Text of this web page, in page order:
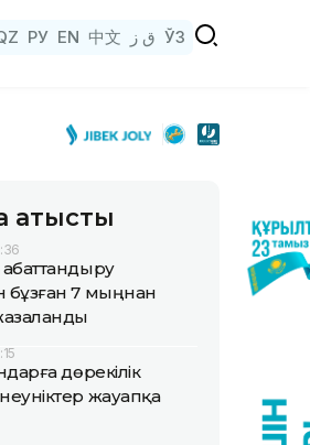
РУ EN 中文 ق ز ЎЗ
қатысты
бұзған 7 мыңнан
дөрекілік
жауапқа